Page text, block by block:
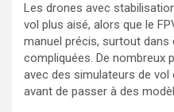
Les drones avec
vol plus aisé, alors que le
manuel précis, surtout
compliquées. De nombreux
avec des simulateurs de vol
avant de passer à des